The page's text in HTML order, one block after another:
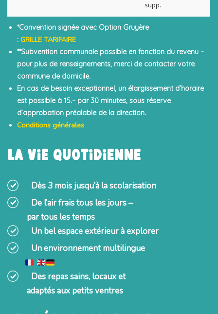
supp.
*Convention signée avec Option Gruyère
: GRILLE TARIFAIRE
**Subvention communale possible en fonction du revenu –
pour plus de renseignements, merci de contacter votre
commune de domicile.
En cas de besoin exceptionnel, un élargissement d’horaire
est possible à 15.– par 30 minutes, sous réserve
d’approbation préalable de la direction.
Conditions générales
La vie quotidienne
Dès 3 mois jusqu’à la scolarisation
De l’air frais tous les jours –
par tous les temps
Un bel espace extérieur à explorer
Un environnement multilingue
Des repas sains, locaux et
adaptés aux petits ventres